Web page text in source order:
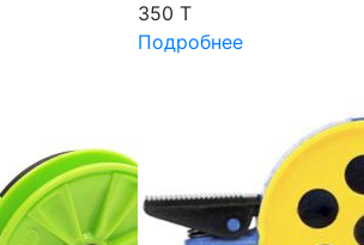
350 T
Подробнее